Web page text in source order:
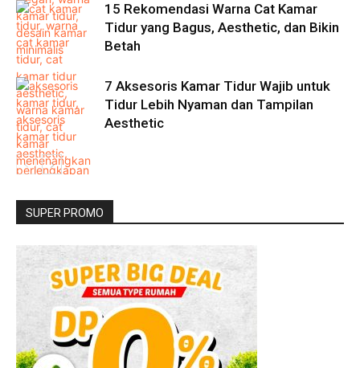
15 Rekomendasi Warna Cat Kamar
Tidur yang Bagus, Aesthetic, dan Bikin
Betah
7 Aksesoris Kamar Tidur Wajib untuk
Tidur Lebih Nyaman dan Tampilan
Aesthetic
SUPER PROMO